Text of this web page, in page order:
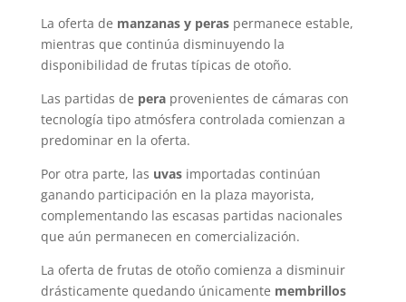
La oferta de manzanas y peraspermanece estable,
mientras que continúa disminuyendo la
disponibilidad de frutas típicas de otoño.
Las partidas de peraprovenientes de cámaras con
tecnología tipo atmósfera controlada comienzan a
predominar en la oferta.
Por otra parte, las uvasimportadas continúan
ganando participación en la plaza mayorista,
complementando las escasas partidas nacionales
que aún permanecen en comercialización.
La oferta de frutas de otoño comienza a disminuir
drásticamente quedando únicamente membrillos